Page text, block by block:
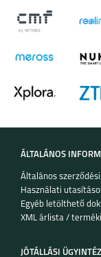
ÁLTALÁNOS
Általános
Használati
Egyéb letölthető
XML árlista /
JÓTÁLLÁSI